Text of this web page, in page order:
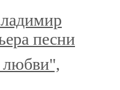
песни
любви",